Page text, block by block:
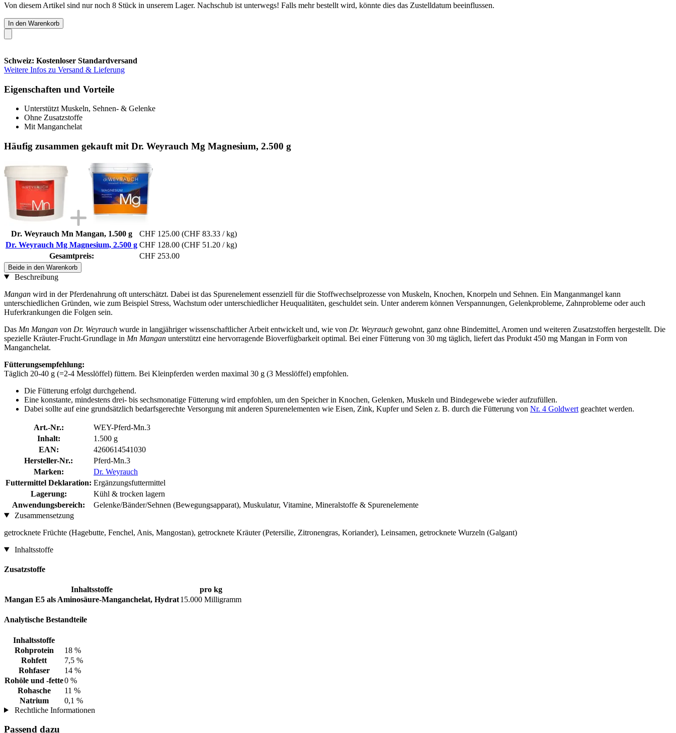
Von diesem Artikel sind nur noch 8 Stück in unserem Lager. Nachschub ist unterwegs! Falls mehr bestellt wird, könnte dies das Zustelldatum beeinflussen.
In den Warenkorb
Schweiz: Kostenloser Standardversand
Weitere Infos zu Versand & Lieferung
Eigenschaften und Vorteile
Unterstützt Muskeln, Sehnen- & Gelenke
Ohne Zusatzstoffe
Mit Manganchelat
Häufig zusammen gekauft mit Dr. Weyrauch Mg Magnesium, 2.500 g
Dr. Weyrauch Mn Mangan, 1.500 g CHF 125.00 (CHF 83.33 / kg)
Dr. Weyrauch Mg Magnesium, 2.500 g CHF 128.00 (CHF 51.20 / kg)
Gesamtpreis:
CHF 253.00
Beide in den Warenkorb
Beschreibung
Mangan wird in der Pferdenahrung oft unterschätzt. Dabei ist das Spurenelement essenziell für die Stoffwechselprozesse von Muskeln, Knochen, Knorpeln und Sehnen. Ein Manganmangel kann
unterschiedlichen Gründen, wie zum Beispiel Stress, Wachstum oder unterschiedlicher Heuqualitäten, geschuldet sein. Unter anderem können Verspannungen, Gelenkprobleme, Zahnprobleme oder auch
Huferkrankungen die Folgen sein.
Das Mn Mangan von Dr. Weyrauch wurde in langjähriger wissenschaftlicher Arbeit entwickelt und, wie von Dr. Weyrauch gewohnt, ganz ohne Bindemittel, Aromen und weiteren Zusatzstoffen hergestellt. Die
spezielle Kräuter-Frucht-Grundlage in Mn Mangan unterstützt eine hervorragende Bioverfügbarkeit optimal. Bei einer Fütterung von 30 mg täglich, liefert das Produkt 450 mg Mangan in Form von
Manganchelat.
Fütterungsempfehlung:
Täglich 20-40 g (=2-4 Messlöffel) füttern. Bei Kleinpferden werden maximal 30 g (3 Messlöffel) empfohlen.
Die Fütterung erfolgt durchgehend.
Eine konstante, mindestens drei- bis sechsmonatige Fütterung wird empfohlen, um den Speicher in Knochen, Gelenken, Muskeln und Bindegewebe wieder aufzufüllen.
Dabei sollte auf eine grundsätzlich bedarfsgerechte Versorgung mit anderen Spurenelementen wie Eisen, Zink, Kupfer und Selen z. B. durch die Fütterung von Nr. 4 Goldwert geachtet werden.
Art.-Nr.:
WEY-Pferd-Mn.3
Inhalt:
1.500 g
EAN:
4260614541030
Hersteller-Nr.:
Pferd-Mn.3
Marken:
Dr. Weyrauch
Futtermittel Deklaration: Ergänzungsfuttermittel
Lagerung:
Kühl & trocken lagern
Anwendungsbereich:
Gelenke/Bänder/Sehnen (Bewegungsapparat), Muskulatur, Vitamine, Mineralstoffe & Spurenelemente
Zusammensetzung
getrocknete Früchte (Hagebutte, Fenchel, Anis, Mangostan), getrocknete Kräuter (Petersilie, Zitronengras, Koriander), Leinsamen, getrocknete Wurzeln (Galgant)
Inhaltsstoffe
Zusatzstoffe
Inhaltsstoffe
pro kg
Mangan E5 als Aminosäure-Manganchelat, Hydrat15.000 Milligramm
Analytische Bestandteile
Inhaltsstoffe
Rohprotein
18 %
Rohfett
7,5 %
Rohfaser
14 %
Rohöle und -fette0 %
Rohasche
11 %
Natrium
0,1 %
Rechtliche Informationen
Passend dazu